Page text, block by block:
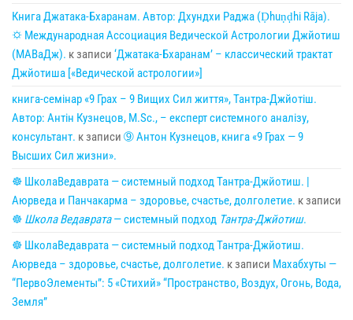
Книга Джатака-Бхаранам. Автор: Дхундхи Раджа (Ḍhuṇḍhi Rāja).
🌣 Международная Ассоциация Ведической Астрологии Джйотиш
(МАВаДж). к записи ‘Джатака-Бхаранам’ – классический трактат
Джйотиша [«Ведической астрологии»]
книга-семінар «9 Грах – 9 Вищих Сил життя», Тантра-Джйотіш.
Автор: Антін Кузнецов, M.Sc., – експерт системного аналізу,
консультант. к записи ➈ Антон Кузнецов, книга «9 Грах — 9
Высших Сил жизни».
☸ ШколаВедаврата — системный подход Тантра-Джйотиш. |
Аюрведа и Панчакарма – здоровье, счастье, долголетие. к записи
☸ Школа Ведаврата— системный подход Тантра-Джйотиш.
☸ ШколаВедаврата — системный подход Тантра-Джйотиш.
Аюрведа – здоровье, счастье, долголетие. к записи Махабхуты —
“ПервоЭлементы”: 5 «Стихий» “Пространство, Воздух, Огонь, Вода,
Земля”